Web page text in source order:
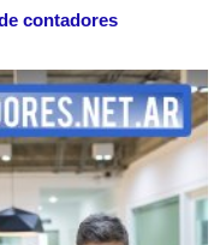
contadores